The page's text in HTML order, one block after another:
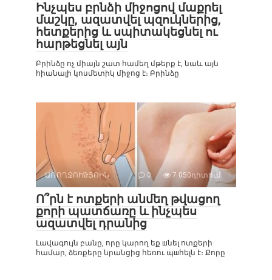
Ինչպես բրնձի միջոցով մաքրել
մաշկը, ազատվել պզուկներից,
հետքերից և սպիտակեցնել ու
հարթեցնել այն
Բրինձը ոչ միայն շատ համեղ մթերք է, նաև այն
հիանալի կոսմետիկ միջոց է։ Բրինձը
ԱՌՈՂՋՈՒԹՅՈԻՆ 0 7 050դիտում
Ո՞րն է ոտքերի անմեղ թվացող
քորի պատճառը և ինչպես
ազատվել դրանից
Լավագույն բանը, որը կարող եք шնել ոտքերի
համար, ձեռքերը նրանցից հեռու պшհելն է։ Քորը